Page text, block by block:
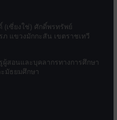
เซี่ยงใช่) ศักดิ์พรทรัพย์
แขวงมักกะสัน เขตราชเทวี
สอนและบุคลากรทางการศึกษา
มัธยมศึกษา